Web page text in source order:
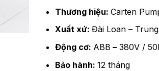
Thương hiệu:Carten
Xuất xứ:Đài Loan –
Động cơ: ABB – 380V /
Bảo hành:12 tháng